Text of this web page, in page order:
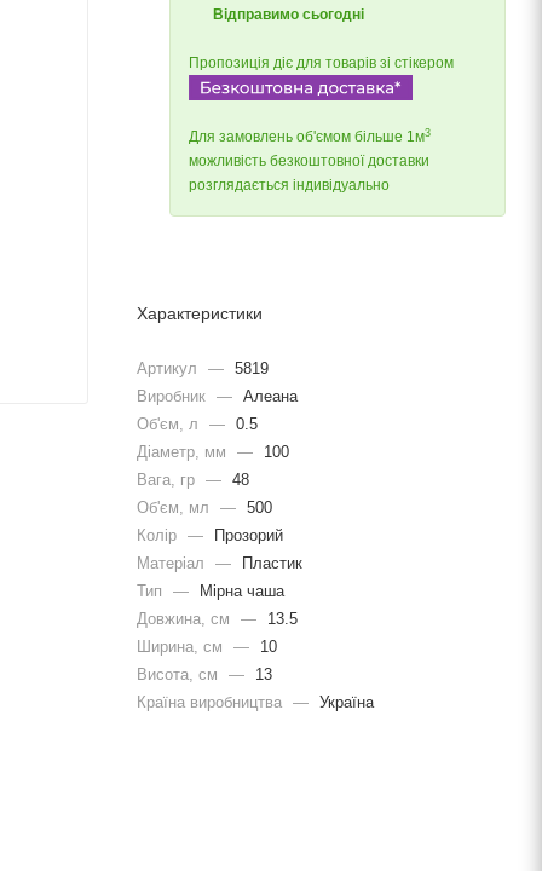
Відправимо сьогодні
Пропозиція діє для товарів зі стікером
Для замовлень об'ємом більше 1м3
можливість безкоштовної доставки
розглядається індивідуально
Характеристики
Артикул — 5819
Виробник — Алеана
Об'єм, л
— 0.5
Діаметр, мм
—
100
Вага, гр — 48
Об'єм, мл
— 500
Колір —
Прозорий
Матеріал
—
Пластик
Тип
—
Мірна чаша
Довжина, cм
—
13.5
Ширина, cм
—
10
Висота, см
—
13
Країна виробництва — Україна